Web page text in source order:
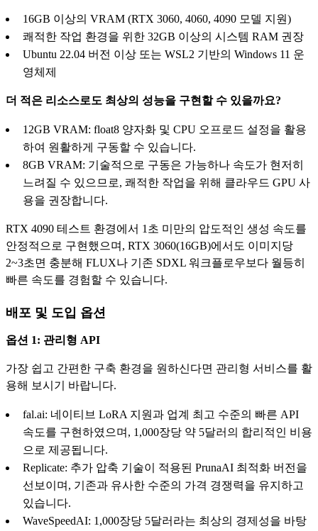
16GB 이상의 VRAM (RTX 3060, 4060, 4090 모델 지원)
쾌적한 작업 환경을 위한 32GB 이상의 시스템 RAM 권장
Ubuntu 22.04 버전 이상 또는 WSL2 기반의 Windows 11 운
영체제
더 적은 리소스로도 최상의 성능을 구현할 수 있을까요?
12GB VRAM: float8 양자화 및 CPU 오프로드 설정을 활용
하여 원활하게 구동할 수 있습니다.
8GB VRAM: 기술적으로 구동은 가능하나 속도가 현저히
느려질 수 있으므로, 쾌적한 작업을 위해 클라우드 GPU 사
용을 권장합니다.
RTX 4090 테스트 환경에서 1초 미만의 압도적인 생성 속도를
안정적으로 구현했으며, RTX 3060(16GB)에서도 이미지당
2~3초면 충분해 FLUX나 기존 SDXL 워크플로우보다 월등히
빠른 속도를 경험할 수 있습니다.
배포 및 도입 옵션
옵션 1: 관리형 API
가장 쉽고 간편한 구축 환경을 원하신다면 관리형 서비스를 활
용해 보시기 바랍니다.
fal.ai: 네이티브 LoRA 지원과 업계 최고 수준의 빠른 API
속도를 구현하였으며, 1,000장당 약 5달러의 합리적인 비용
으로 제공됩니다.
Replicate: 추가 압축 기술이 적용된 PrunaAI 최적화 버전을
선보이며, 기존과 유사한 수준의 가격 경쟁력을 유지하고
있습니다.
WaveSpeedAI: 1,000장당 5달러라는 최상의 경제성을 바탕